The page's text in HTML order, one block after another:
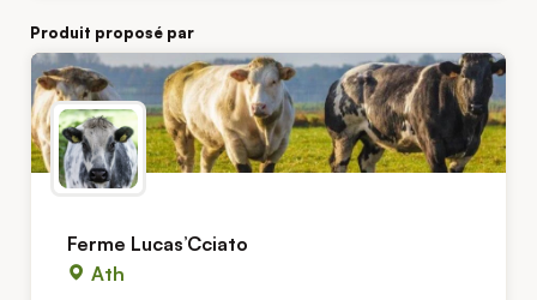
Produit proposé par
Ferme Lucas’Cciato
Ath